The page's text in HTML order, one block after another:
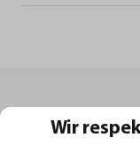
Wir